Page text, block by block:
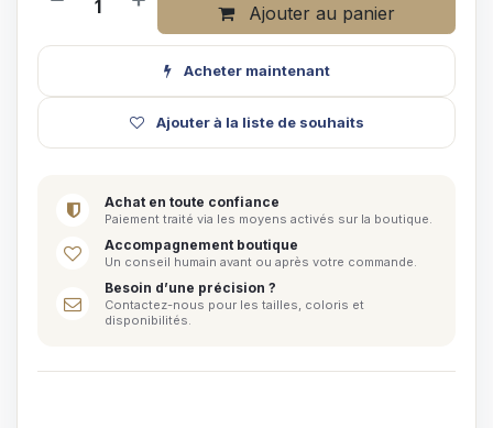
Ajouter au panier
Acheter maintenant
Ajouter à la liste de souhaits
Achat en toute confiance
Paiement traité via les moyens activés sur la boutique.
Accompagnement boutique
Un conseil humain avant ou après votre commande.
Besoin d’une précision ?
Contactez-nous pour les tailles, coloris et
disponibilités.